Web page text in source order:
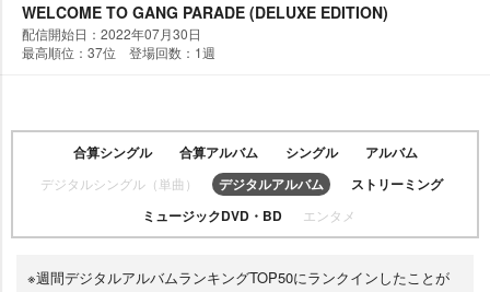
WELCOME TO GANG PARADE (DELUXE EDITION)
配信開始日：2022年07月30日
最高順位：37位 登場回数：1週
合算シングル 合算アルバム シングル アルバム
デジタルシングル（単曲） デジタルアルバム
ストリーミング
ミュージックDVD・BD
エンタメ
※週間デジタルアルバムランキングTOP50にランクインしたことが